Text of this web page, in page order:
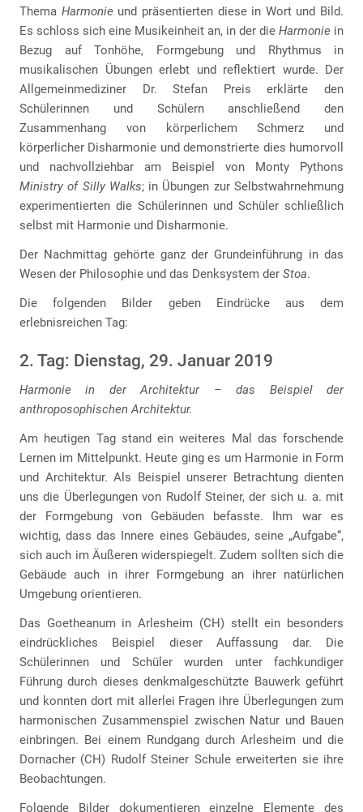
Thema Harmonieund präsentierten diese in Wort und Bild.
Es schloss sich eine Musikeinheit an, in der die Harmonie in
Bezug auf Tonhöhe, Formgebung und Rhythmus in
musikalischen Übungen erlebt und reflektiert wurde. Der
Allgemeinmediziner Dr. Stefan Preis erklärte den
Schülerinnen und Schülern anschließend den
Zusammenhang von körperlichem Schmerz und
körperlicher Disharmonie und demonstrierte dies humorvoll
und nachvollziehbar am Beispiel von Monty Pythons
Ministry of Silly Walks; in Übungen zur Selbstwahrnehmung
experimentierten die Schülerinnen und Schüler schließlich
selbst mit Harmonie und Disharmonie.
Der Nachmittag gehörte ganz der Grundeinführung in das
Wesen der Philosophie und das Denksystem der Stoa.
Die folgenden Bilder geben Eindrücke aus dem
erlebnisreichen Tag:
2. Tag: Dienstag, 29. Januar 2019
Harmonie in der Architektur – das Beispiel der
anthroposophischen Architektur.
Am heutigen Tag stand ein weiteres Mal das forschende
Lernen im Mittelpunkt. Heute ging es um Harmonie in Form
und Architektur. Als Beispiel unserer Betrachtung dienten
uns die Überlegungen von Rudolf Steiner, der sich u. a. mit
der Formgebung von Gebäuden befasste. Ihm war es
wichtig, dass das Innere eines Gebäudes, seine „Aufgabe“,
sich auch im Äußeren widerspiegelt. Zudem sollten sich die
Gebäude auch in ihrer Formgebung an ihrer natürlichen
Umgebung orientieren.
Das Goetheanum in Arlesheim (CH) stellt ein besonders
eindrückliches Beispiel dieser Auffassung dar. Die
Schülerinnen und Schüler wurden unter fachkundiger
Führung durch dieses denkmalgeschützte Bauwerk geführt
und konnten dort mit allerlei Fragen ihre Überlegungen zum
harmonischen Zusammenspiel zwischen Natur und Bauen
einbringen. Bei einem Rundgang durch Arlesheim und die
Dornacher (CH) Rudolf Steiner Schule erweiterten sie ihre
Beobachtungen.
Folgende Bilder dokumentieren einzelne Elemente des